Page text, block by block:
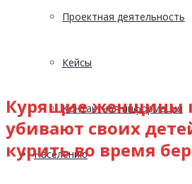
Проектная деятельность
Кейсы
Контактная информация
Населению
Курящие женщины
убивают своих
курить во время